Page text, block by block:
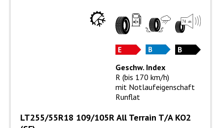
LT255/55R18 109/105R All Terrain T/A KO2
Geschw. Index
R (bis 170 km/h)
mit Notlaufeigenschaft
Runflat